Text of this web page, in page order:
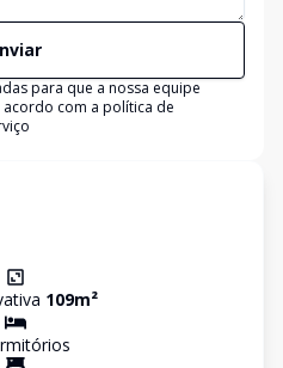
para que a nossa equipe
com a política de
109m²
s